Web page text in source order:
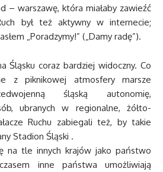
– warszawę, która miałaby zawieźć
był też aktywny w internecie;
„Poradzymy!” („Damy radę”).
Śląsku coraz bardziej widoczny. Co
z piknikowej atmosfery marsze
śląską autonomię,
ubranych w regionalne, żółto-
Ruchu zabiegali też, by takie
Stadion Śląski .
na tle innych krajów jako państwo
inne państwa umożliwiają